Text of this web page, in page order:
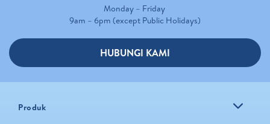
Monday – Friday
9am – 6pm (except Public Holidays)
HUBUNGI KAMI
Produk